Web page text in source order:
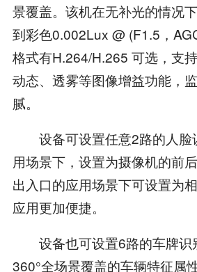
景覆盖。该机在无补光的情况
到彩色0.002Lux @ (F1.5，
格式有H.264/H.265 可选，支
动态、透雾等图像增益功能，
腻。
设备可设置任意2路的人脸
用场景下，设置为摄像机的前
出入口的应用场景下可设置为
应用更加便捷。
设备也可设置6路的车牌识
360°全场景覆盖的车辆特征属